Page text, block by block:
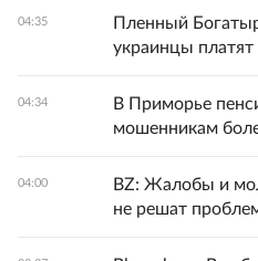
04:35
Пленный
украинцы платят
04:34
В Приморье
мошенникам
04:00
BZ: Жалобы и
не решат